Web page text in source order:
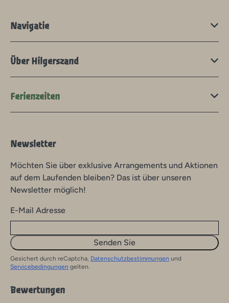
Navigatie
Über Hilgerszand
Ferienzeiten
Newsletter
Möchten Sie über exklusive Arrangements und Aktionen
auf dem Laufenden bleiben? Das ist über unseren
Newsletter möglich!
E-Mail Adresse
Senden Sie
Gesichert durch reCaptcha, Datenschutzbestimmungen und
Servicebedingungen gelten.
Bewertungen